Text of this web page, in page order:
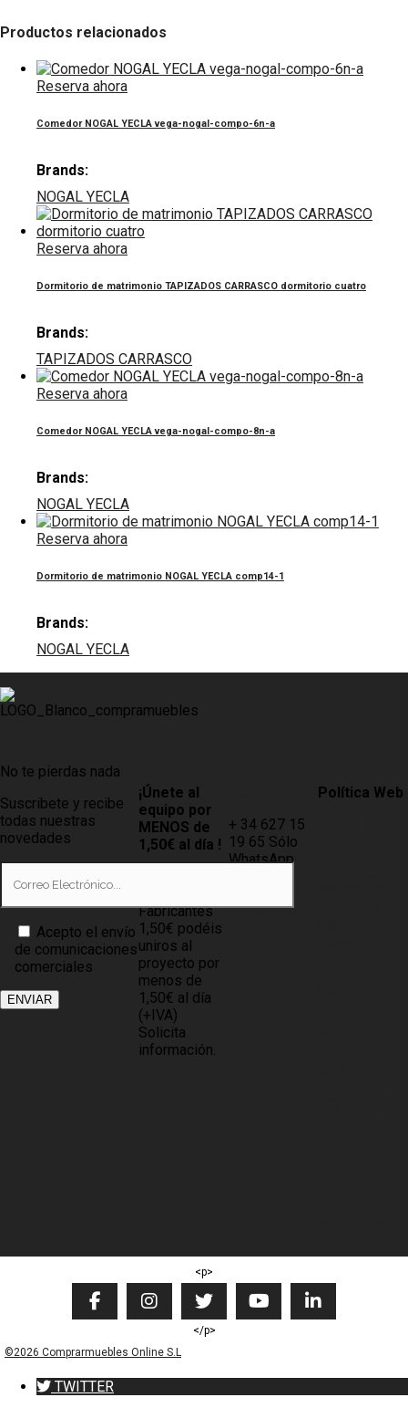
Productos relacionados
Reserva ahora
Comedor NOGAL YECLA vega-nogal-compo-6n-a
Brands:
NOGAL YECLA
Reserva ahora
Dormitorio de matrimonio TAPIZADOS CARRASCO dormitorio cuatro
Brands:
TAPIZADOS CARRASCO
Reserva ahora
Comedor NOGAL YECLA vega-nogal-compo-8n-a
Brands:
NOGAL YECLA
Reserva ahora
Dormitorio de matrimonio NOGAL YECLA comp14-1
Brands:
NOGAL YECLA
No te pierdas nada
Suscribete y recibe
todas nuestras
novedades
Acepto el envío
de comunicaciones
comerciales
¡Únete al
equipo por
MENOS de
1,50€ al día !
Fabricantes
1,50€ podéis
uniros al
proyecto por
menos de
1,50€ al día
(+IVA)
Solicita
información.
+ 34 627 15
19 65 Sólo
WhatsApp
Política Web
<p>
</p>
©2026 Comprarmuebles Online S.L
TWITTER